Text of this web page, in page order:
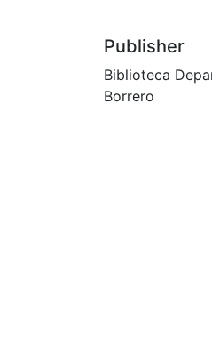
Publisher
Biblioteca
Borrero